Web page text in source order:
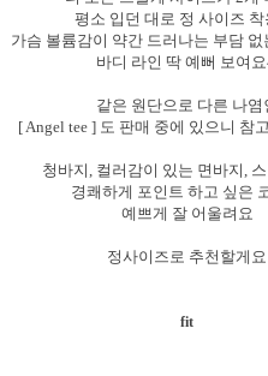
평소 입던 대로 정 사이즈
가슴 볼륨감이 약간 드러나는 부담
바디 라인 딱 예뻐 보여
같은 원단으로 다른 나
[ Angel tee ] 도 판매 중에 있으니 참
청바지, 컬러감이 있는 면바지,
경쾌하게 포인트 하고 싶은
예쁘게 잘 어울려요
정사이즈로 추천할게
fit